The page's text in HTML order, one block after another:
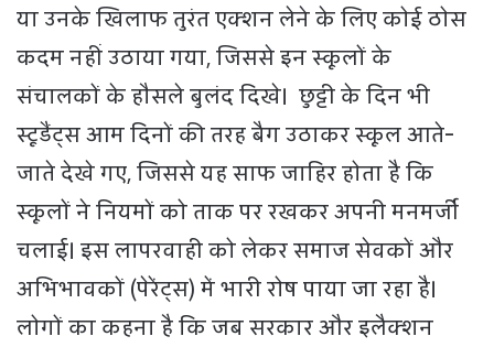
या उनके खिलाफ तुरंत एक्शन लेने के लिए कोई ठोस
कदम नहीं उठाया गया, जिससे इन स्कूलों के
संचालकों के हौसले बुलंद दिखे। छुट्टी के दिन भी
स्टूडैंट्स आम दिनों की तरह बैग उठाकर स्कूल आते-
जाते देखे गए, जिससे यह साफ जाहिर होता है कि
स्कूलों ने नियमों को ताक पर रखकर अपनी मनमर्जी
चलाई। इस लापरवाही को लेकर समाज सेवकों और
अभिभावकों (पेरेंट्स) में भारी रोष पाया जा रहा है।
लोगों का कहना है कि जब सरकार और इलैक्शन